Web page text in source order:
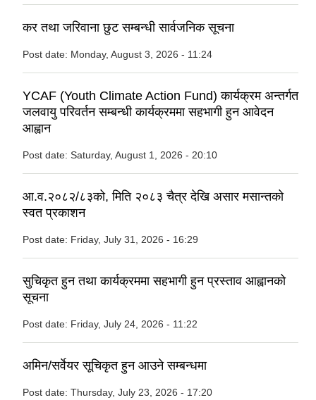
कर तथा जरिवाना छुट सम्बन्धी सार्वजनिक सूचना
Post date: Monday, August 3, 2026 - 11:24
YCAF (Youth Climate Action Fund) कार्यक्रम अन्तर्गत
जलवायु परिवर्तन सम्बन्धी कार्यक्रममा सहभागी हुन आवेदन
आह्वान
Post date: Saturday, August 1, 2026 - 20:10
आ.व.२०८२/८३को, मिति २०८३ चैत्र देखि असार मसान्तको
स्वत प्रकाशन
Post date: Friday, July 31, 2026 - 16:29
सुचिकृत हुन तथा कार्यक्रममा सहभागी हुन प्रस्ताव आह्वानको
सूचना
Post date: Friday, July 24, 2026 - 11:22
अमिन/सर्वेयर सूचिकृत हुन आउने सम्बन्धमा
Post date: Thursday, July 23, 2026 - 17:20